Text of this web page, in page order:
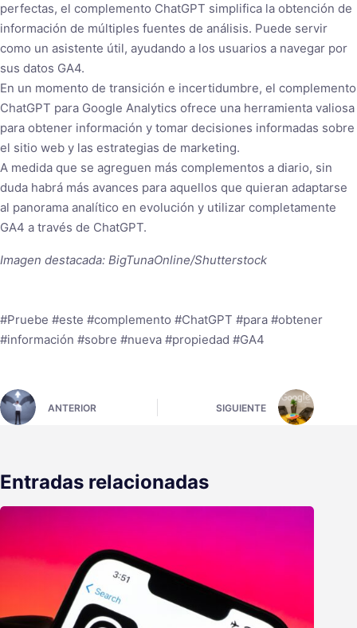
perfectas, el complemento ChatGPT simplifica la obtención de
información de múltiples fuentes de análisis. Puede servir
como un asistente útil, ayudando a los usuarios a navegar por
sus datos GA4.
En un momento de transición e incertidumbre, el complemento
ChatGPT para Google Analytics ofrece una herramienta valiosa
para obtener información y tomar decisiones informadas sobre
el sitio web y las estrategias de marketing.
A medida que se agreguen más complementos a diario, sin
duda habrá más avances para aquellos que quieran adaptarse
al panorama analítico en evolución y utilizar completamente
GA4 a través de ChatGPT.
Imagen destacada: BigTunaOnline/Shutterstock
#Pruebe #este #complemento #ChatGPT #para #obtener
#información #sobre #nueva #propiedad #GA4
ANTERIOR SIGUIENTE
Entradas relacionadas